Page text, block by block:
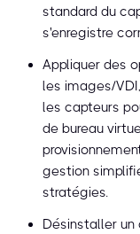
standard du
s'enregistre
Appliquer des
les images/
les capteurs
de bureau
gestion
stratégies.
Désinstaller